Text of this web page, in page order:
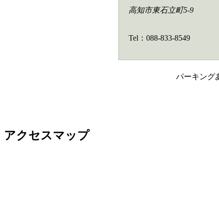
高知市東石立町5-9
Tel：088-833-8549
パーキング
アクセスマップ